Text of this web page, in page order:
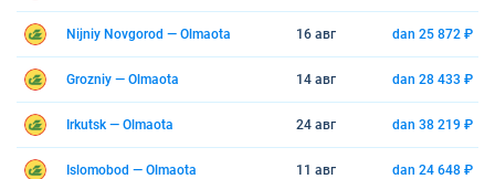
Nijniy Novgorod — Olmaota 16 авг dan 25 872 ₽
Grozniy — Olmaota 14 авг dan 28 433 ₽
Irkutsk — Olmaota 24 авг dan 38 219 ₽
Islomobod — Olmaota 11 авг dan 24 648 ₽